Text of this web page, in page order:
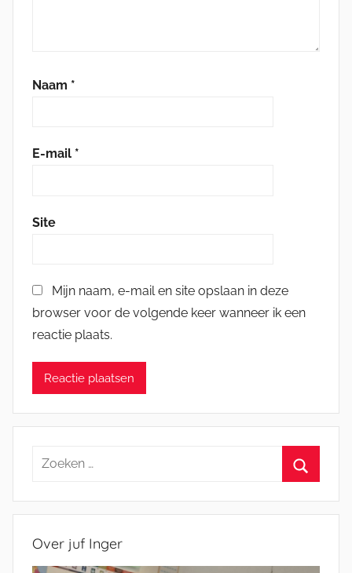
Naam *
E-mail *
Site
Mijn naam, e-mail en site opslaan in deze
browser voor de volgende keer wanneer ik een
reactie plaats.
Zoeken
Over juf Inger